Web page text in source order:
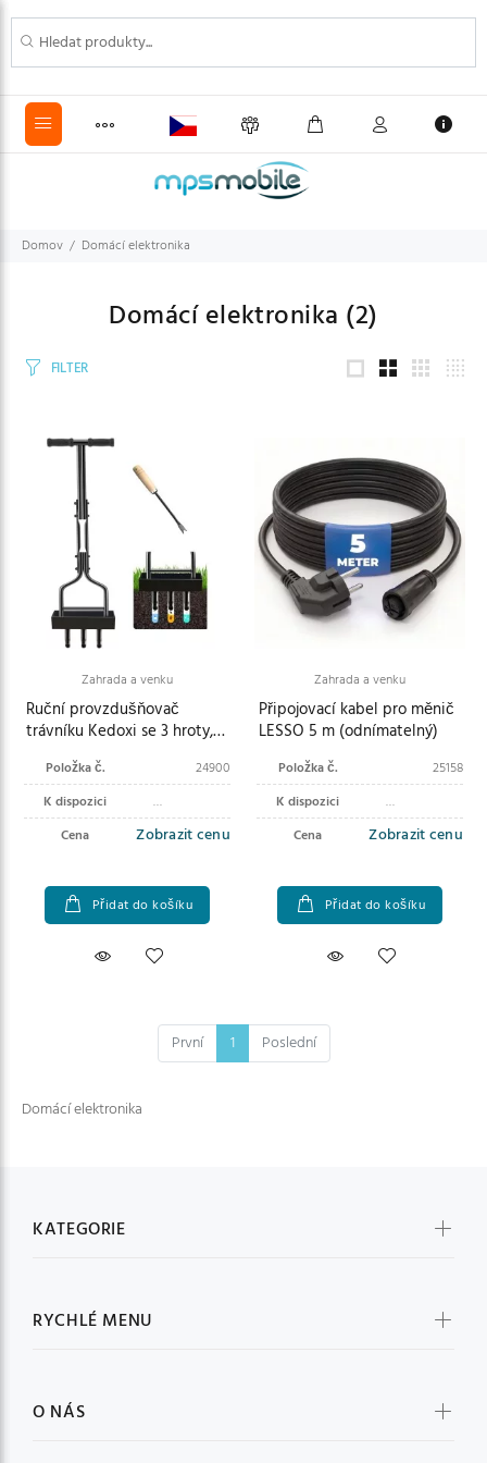
Domov Domácí elektronika
Domácí elektronika (2)
FILTER
Zahrada a venku
Ruční provzdušňovač
trávníku Kedoxi se 3 hroty,
38palcový provzdušňovač
pro zahradu a dvůr
Položka č.
24900
K dispozici
Cena
Zobrazit cenu
Přidat do košíku
Zahrada a venku
Připojovací kabel pro měnič
LESSO 5 m (odnímatelný)
Položka č.
25158
K dispozici
Cena
Zobrazit cenu
Přidat do košíku
První 1 Poslední
Domácí elektronika
KATEGORIE
RYCHLÉ MENU
O NÁS